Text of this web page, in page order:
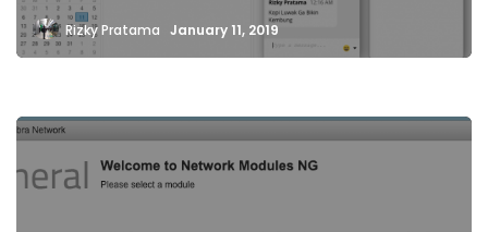
Rizky Pratama January 11, 2019